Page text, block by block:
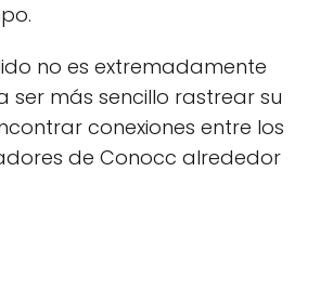
no es extremadamente
ser más sencillo rastrear su
conexiones entre los
de Conocc alrededor